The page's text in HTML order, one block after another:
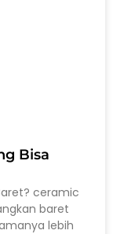
Bisa
ceramic
baret
lebih